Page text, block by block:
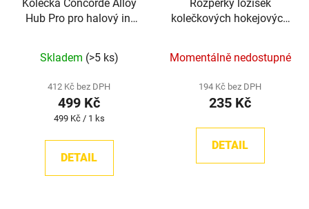
Kolečka Concorde Alloy
Hub Pro pro halový in-
Skladem (>5 ks)
412 Kč bez DPH
499 Kč
Měrná
499 Kč / 1 ks
DETAIL
Rozpěrky ložisek
kolečkových hokejových
Momentálně nedostupné
194 Kč bez DPH
235 Kč
DETAIL